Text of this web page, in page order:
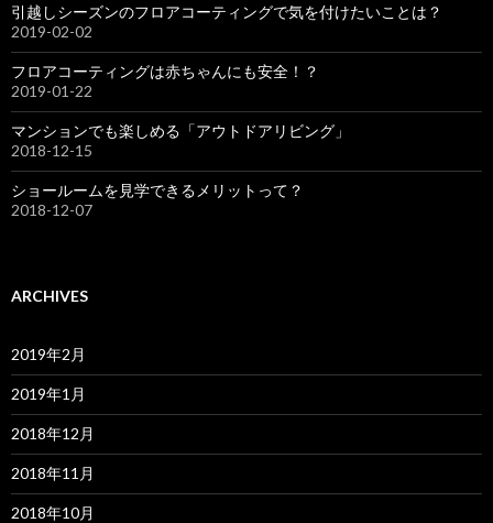
引越しシーズンのフロアコーティングで気を付けたいことは？
2019-02-02
フロアコーティングは赤ちゃんにも安全！？
2019-01-22
マンションでも楽しめる「アウトドアリビング」
2018-12-15
ショールームを見学できるメリットって？
2018-12-07
ARCHIVES
2019年2月
2019年1月
2018年12月
2018年11月
2018年10月